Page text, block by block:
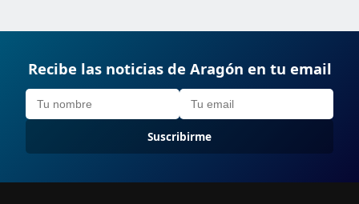
Recibe las noticias de Aragón en tu email
Suscribirme